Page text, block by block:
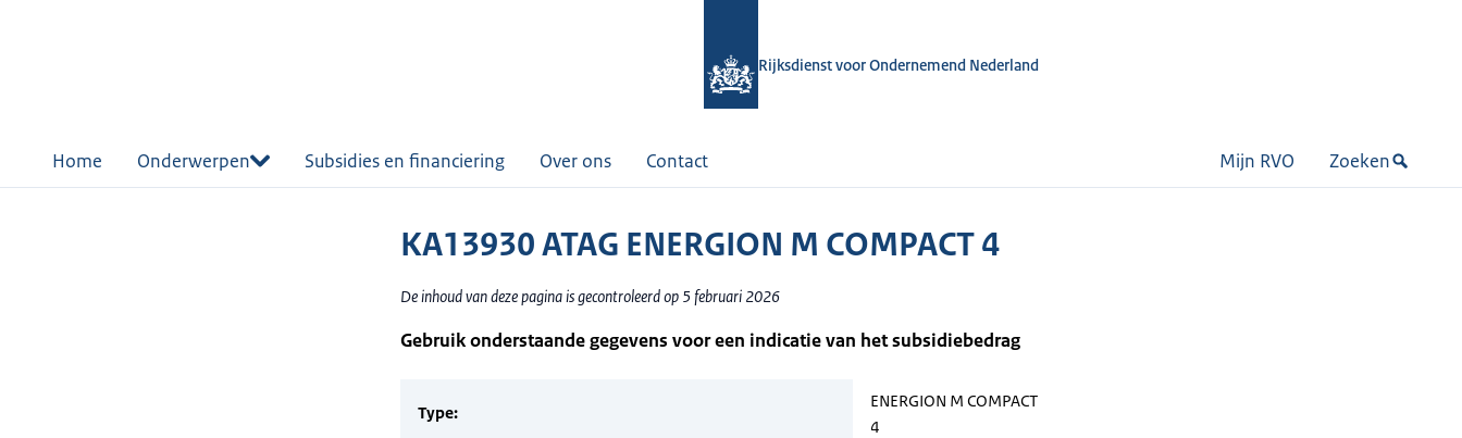
Rijksdienst voor Ondernemend Nederland
Home Onderwerpen Subsidies en financiering Over ons Contact Mijn RVO Zoeken
KA13930 ATAG ENERGION M COMPACT 4
De inhoud van deze pagina is gecontroleerd op 5 februari 2026
Gebruik onderstaande gegevens voor een indicatie van het subsidiebedrag
Type:
ENERGION M COMPACT
4